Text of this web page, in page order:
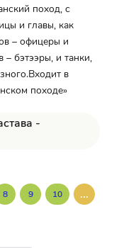
поход, с
и главы, как
– офицеры и
бэтээры, и танки,
в
походе»
-
8 9 10 ...